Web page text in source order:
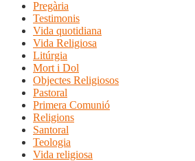
Pregària
Testimonis
Vida quotidiana
Vida Religiosa
Litúrgia
Mort i Dol
Objectes Religiosos
Pastoral
Primera Comunió
Religions
Santoral
Teologia
Vida religiosa